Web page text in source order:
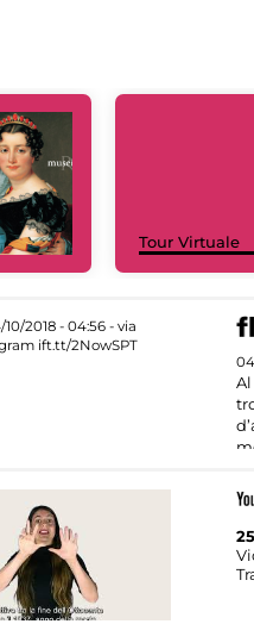
Tour Virtuale